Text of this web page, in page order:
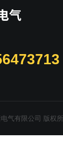
气有限公司 版权